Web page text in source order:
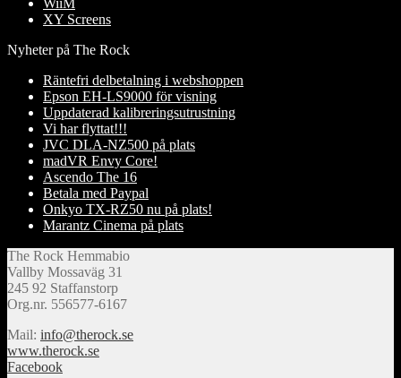
WiiM
XY Screens
Nyheter på The Rock
Räntefri delbetalning i webshoppen
Epson EH-LS9000 för visning
Uppdaterad kalibreringsutrustning
Vi har flyttat!!!
JVC DLA-NZ500 på plats
madVR Envy Core!
Ascendo The 16
Betala med Paypal
Onkyo TX-RZ50 nu på plats!
Marantz Cinema på plats
The Rock Hemmabio
Vallby Mossaväg 31
245 92 Staffanstorp
Org.nr. 556577-6167
Mail: info@therock.se
www.therock.se
Facebook